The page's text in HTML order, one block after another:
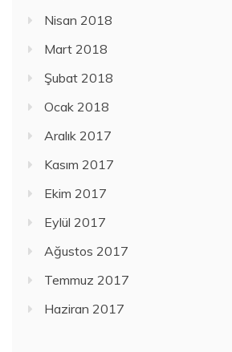
Nisan 2018
Mart 2018
Şubat 2018
Ocak 2018
Aralık 2017
Kasım 2017
Ekim 2017
Eylül 2017
Ağustos 2017
Temmuz 2017
Haziran 2017